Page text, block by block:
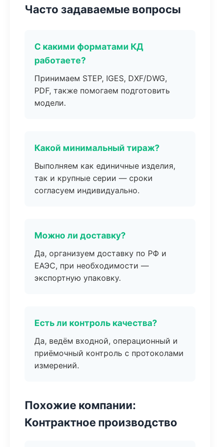
Часто задаваемые вопросы
С какими форматами КД
работаете?
Принимаем STEP, IGES, DXF/DWG,
PDF, также помогаем подготовить
модели.
Какой минимальный тираж?
Выполняем как единичные изделия,
так и крупные серии — сроки
согласуем индивидуально.
Можно ли доставку?
Да, организуем доставку по РФ и
ЕАЭС, при необходимости —
экспортную упаковку.
Есть ли контроль качества?
Да, ведём входной, операционный и
приёмочный контроль с протоколами
измерений.
Похожие компании:
Контрактное производство